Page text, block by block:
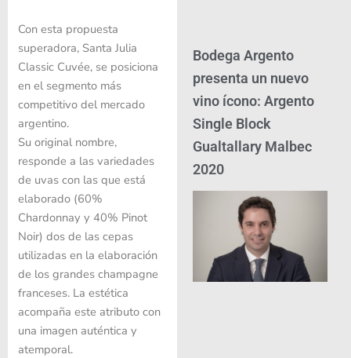
Con esta propuesta
superadora, Santa Julia
Classic Cuvée, se posiciona
en el segmento más
competitivo del mercado
argentino.
Su original nombre,
responde a las variedades
de uvas con las que está
elaborado (60%
Chardonnay y 40% Pinot
Noir) dos de las cepas
utilizadas en la elaboración
de los grandes champagne
franceses. La estética
acompaña este atributo con
una imagen auténtica y
atemporal.
Bodega Argento
presenta un nuevo
vino ícono: Argento
Single Block
Gualtallary Malbec
2020